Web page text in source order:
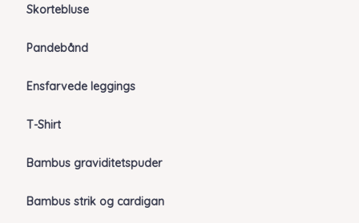
Skortebluse
Pandebånd
Ensfarvede leggings
T-Shirt
Bambus graviditetspuder
Bambus strik og cardigan